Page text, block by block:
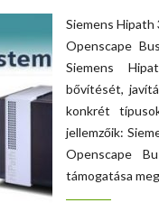
Siemens Hipath
Openscape
Siemens
bővítését,
konkrét
jellemzőik:
Openscape
támogatása